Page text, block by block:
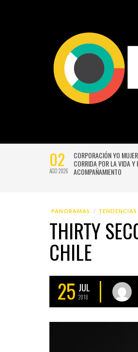
02
AGO 2026
CORPORACIÓN YO
CORRIDA POR LA VIDA Y
ACOMPAÑAMIENTO
PANORAMAS TENDENCIAS
THIRTY
CHILE
25 JUL
2018